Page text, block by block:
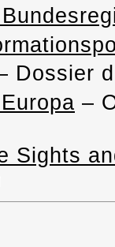
Dossier
–
Sights